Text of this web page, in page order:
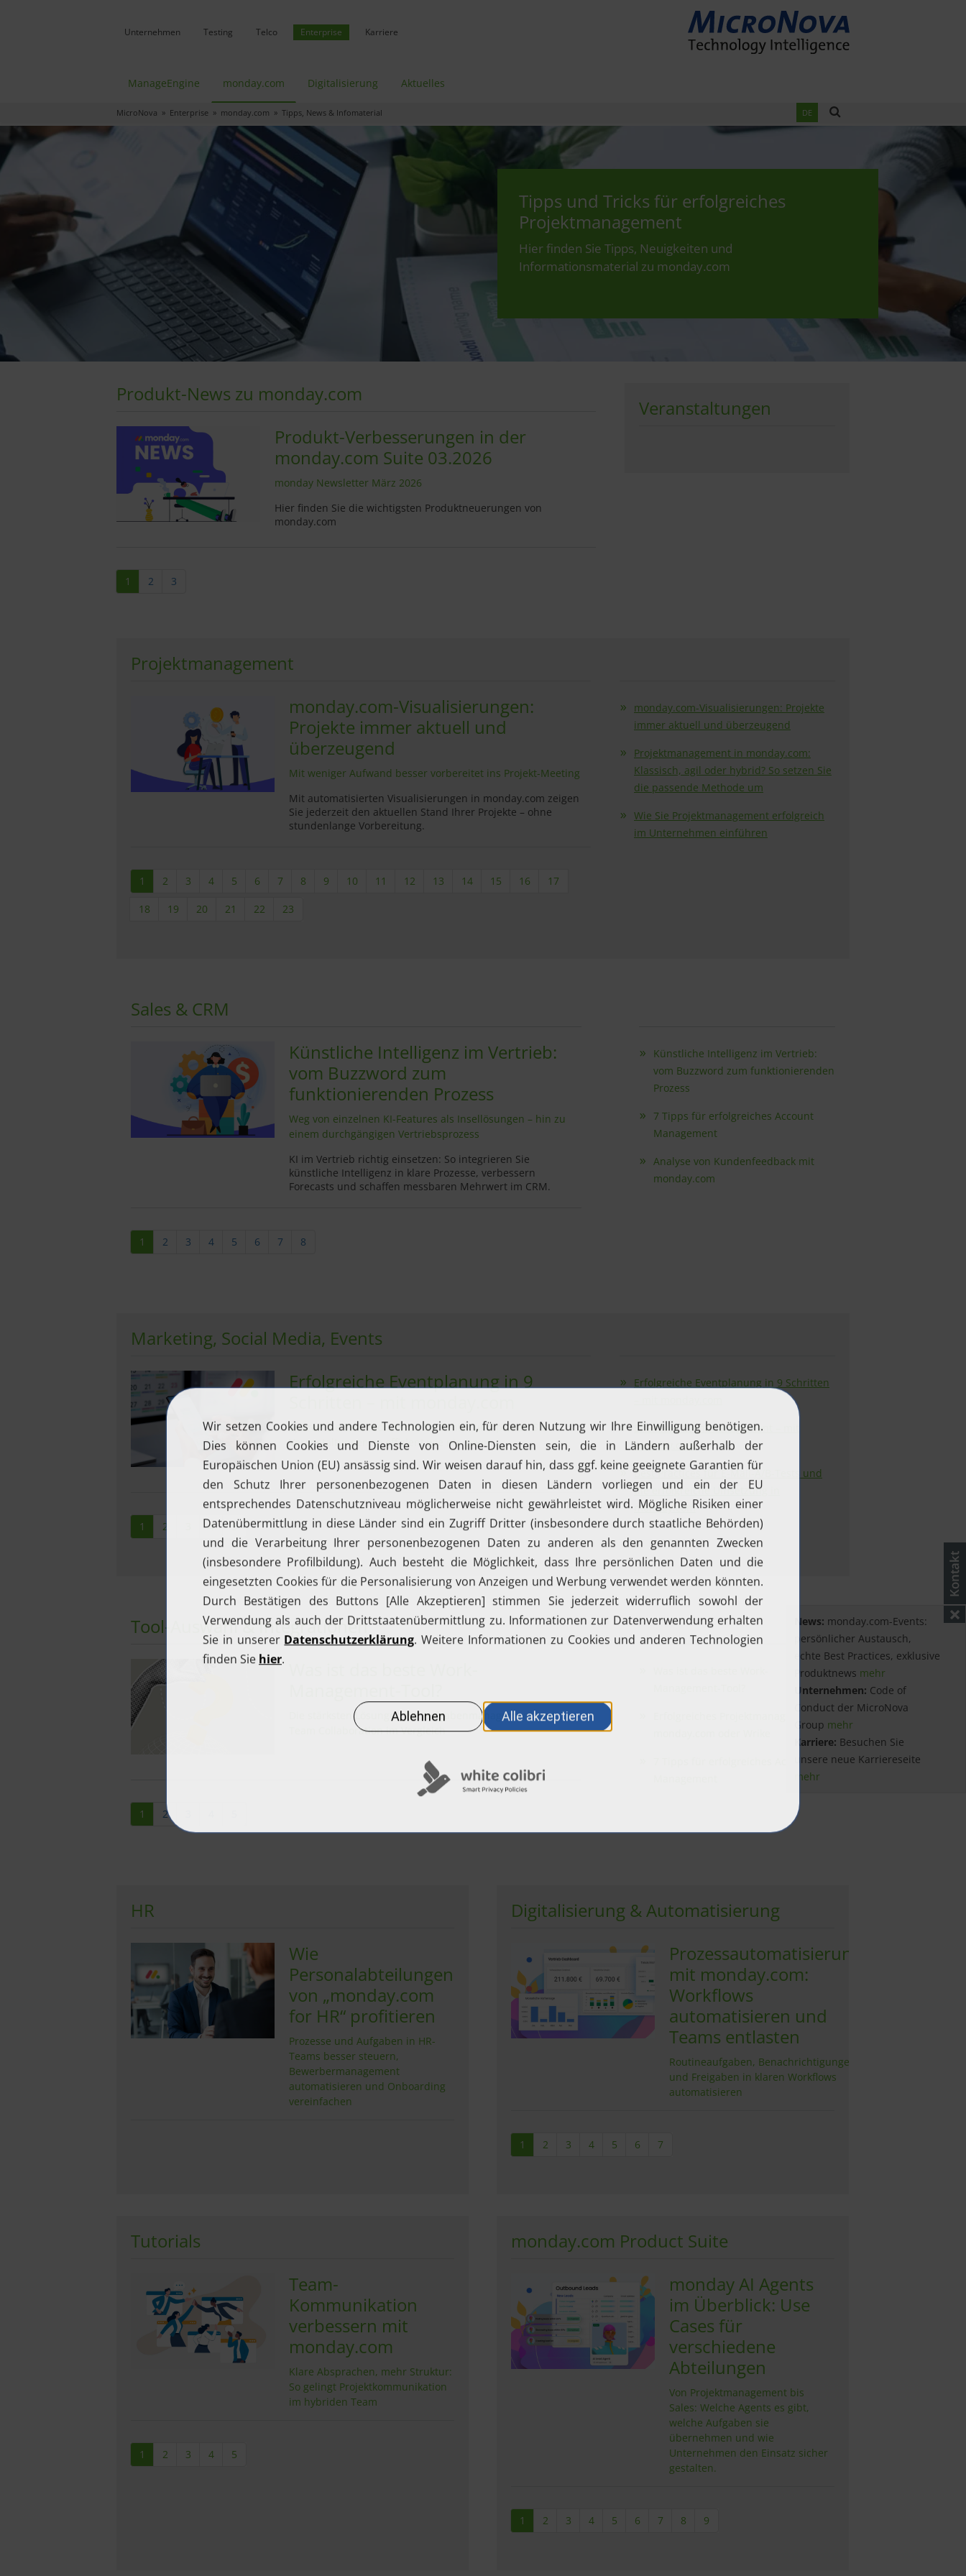
Unternehmen Testing Telco Enterprise Karriere
ManageEngine monday.com Digitalisierung Aktuelles
MicroNova » Enterprise » monday.com » Tipps, News & Infomaterial DE
Tipps und Tricks für erfolgreiches
Projektmanagement
Hier finden Sie Tipps, Neuigkeiten und
Informationsmaterial zu monday.com
Produkt-News zu monday.com
Produkt-Verbesserungen in der
monday.com Suite 03.2026
monday Newsletter März 2026
Hier finden Sie die wichtigsten Produktneuerungen von
monday.com
1 2 3
Veranstaltungen
Projektmanagement
monday.com-Visualisierungen:
Projekte immer aktuell und
überzeugend
Mit weniger Aufwand besser vorbereitet ins Projekt-Meeting
Mit automatisierten Visualisierungen in monday.com zeigen
Sie jederzeit den aktuellen Stand Ihrer Projekte – ohne
stundenlange Vorbereitung.
1 2 3 4 5 6 7 8 9 10 11 12 13 14 15 16 17
18 19 20 21 22 23
monday.com-Visualisierungen: Projekte
immer aktuell und überzeugend
Projektmanagement in monday.com:
Klassisch, agil oder hybrid? So setzen Sie
die passende Methode um
Wie Sie Projektmanagement erfolgreich
im Unternehmen einführen
Sales & CRM
Künstliche Intelligenz im Vertrieb:
vom Buzzword zum
funktionierenden Prozess
Weg von einzelnen KI-Features als Insellösungen – hin zu
einem durchgängigen Vertriebsprozess
KI im Vertrieb richtig einsetzen: So integrieren Sie
künstliche Intelligenz in klare Prozesse, verbessern
Forecasts und schaffen messbaren Mehrwert im CRM.
1 2 3 4 5 6 7 8
Künstliche Intelligenz im Vertrieb:
vom Buzzword zum funktionierenden
Prozess
7 Tipps für erfolgreiches Account
Management
Analyse von Kundenfeedback mit
monday.com
Marketing, Social Media, Events
Erfolgreiche Eventplanung in 9
Sparen Sie Zeit, reduzieren Sie Fehler und planen Sie
Veranstaltungen so effizient wie nie zuvor.
1 2 4 5
Erfolgreiche Eventplanung in 9 Schritten
Effektives Eventmanagement – mit
monday.com
Best Practices für E-Mail-A/B-Tests und
die erfolgreiche Umsetzung in
monday.com
Tool-Auswahl & Integrationen
Die stärksten Lösungen für Aufgabenmanagement und
Team Collaboration im Vergleich
1 2
Erfolgreiches Projektmanagement:
7 Tipps für erfolgreiches Account
HR
Wie
Personalabteilungen
von „monday.com
for HR“ profitieren
Prozesse und Aufgaben in HR-
Teams besser steuern,
Bewerbermanagement
automatisieren und Onboarding
vereinfachen
Digitalisierung & Automatisierung
Prozessautomatisierung
mit monday.com:
Workflows
automatisieren und
Teams entlasten
Routineaufgaben, Benachrichtigungen
und Freigaben in klaren Workflows
automatisieren
1 2 3 4 5 6 7
Tutorials
Team-
Kommunikation
verbessern mit
monday.com
Klare Absprachen, mehr Struktur:
So gelingt Projektkommunikation
im hybriden Team
1 2 3 4 5
monday.com Product Suite
monday AI Agents
im Überblick: Use
Cases für
verschiedene
Abteilungen
Von Projektmanagement bis
Sales: Welche Agents es gibt,
welche Aufgaben sie
übernehmen und wie
Unternehmen den Einsatz sicher
gestalten.
1 2 3 4 5 6 7 8 9
News: monday.com-Events:
persönlicher Austausch,
echte Best Practices, exklusive
Produktnews mehr
Unternehmen: Code of
Conduct der MicroNova
Group mehr
Karriere: Besuchen Sie
unsere neue Karriereseite
mehr